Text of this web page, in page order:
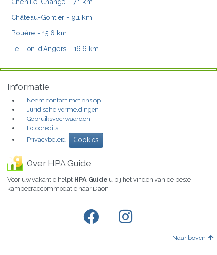
Chenillé-Changé - 7.1 km
Château-Gontier - 9.1 km
Bouère - 15.6 km
Le Lion-d'Angers - 16.6 km
Informatie
Neem contact met ons op
Juridische vermeldingen
Gebruiksvoorwaarden
Fotocredits
Privacybeleid
Cookies
Over HPA Guide
Voor uw vakantie helpt HPA Guide u bij het vinden van de beste
kampeeraccommodatie naar Daon
Naar boven